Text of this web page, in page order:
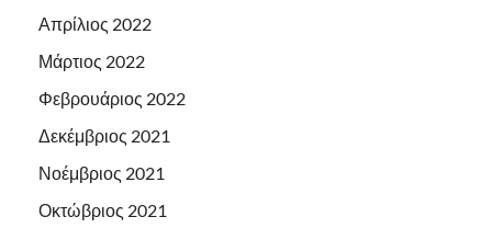
Απρίλιος 2022
Μάρτιος 2022
Φεβρουάριος 2022
Δεκέμβριος 2021
Νοέμβριος 2021
Οκτώβριος 2021